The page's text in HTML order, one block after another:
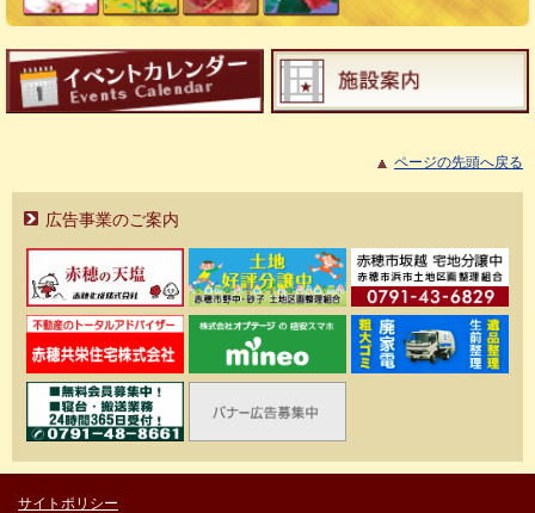
ページの先頭へ戻る
広告事業のご案内
サイトポリシー